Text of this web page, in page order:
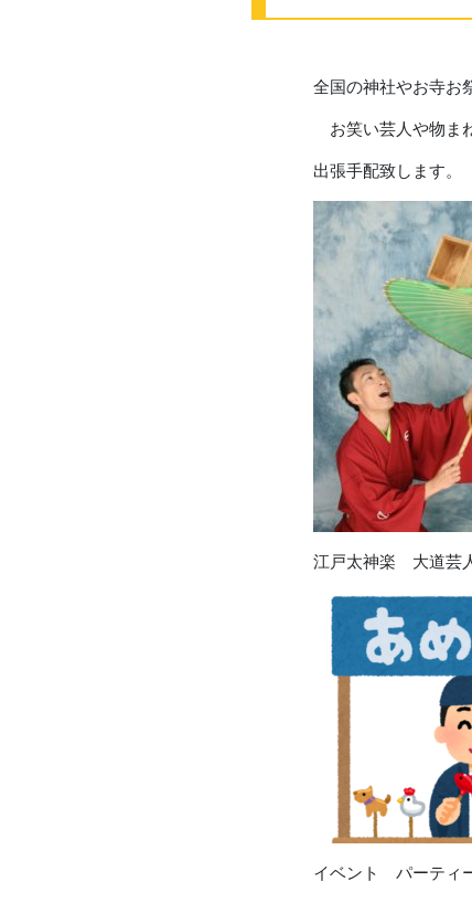
全国の神社やお寺お
お笑い芸人や物ま
出張手配致します。
江戸太神楽 大道芸
イベント パーティ